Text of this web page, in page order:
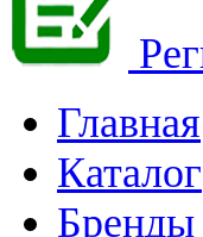
Главная
Каталог
Бренды